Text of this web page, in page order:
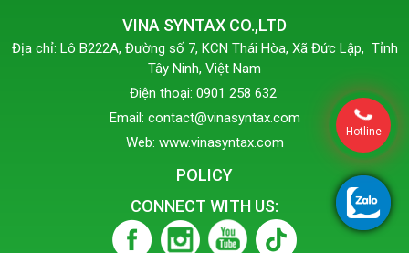
VINA SYNTAX CO.,LTD
Địa chỉ: Lô B222A, Đường số 7, KCN Thái Hòa, Xã Đức Lập, Tỉnh
Tây Ninh, Việt Nam
Điện thoại: 0901 258 632
Email: contact@vinasyntax.com
Web: www.vinasyntax.com
POLICY
CONNECT WITH US:
Hotline